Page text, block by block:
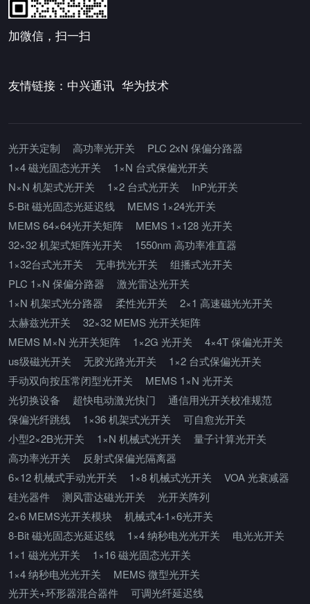
加微信，扫一扫
友情链接： 中兴通讯 华为技术
光开关定制 高功率光开关
PLC 2xN 保偏分路器
1×4 磁光固态光开关
1×N 台式保偏光开关
N×N 机架式光开关
1×2 台式光开关
InP光开关
5-Bit 磁光固态光延迟线
MEMS 1×24光开关
MEMS 64×64光开关矩阵
MEMS 1×128 光开关
32×32 机架式矩阵光开关
1550nm 高功率准直器
1×32台式光开关
无串扰光开关
组播式光开关
PLC 1×N 保偏分路器
激光雷达光开关
1×N 机架式光分路器
柔性光开关
2×1 高速磁光光开关
太赫兹光开关
32×32 MEMS 光开关矩阵
MEMS M×N 光开关矩阵
1×2G 光开关
4×4T 保偏光开关
us级磁光开关
无胶光路光开关
1×2 台式保偏光开关
手动双向按压常闭型光开关
MEMS 1×N 光开关
光切换设备
超快电动激光快门
通信用光开关校准规范
保偏光纤跳线
1×36 机架式光开关
可自愈光开关
小型2×2B光开关
1×N 机械式光开关
量子计算光开关
高功率光开关
反射式保偏光隔离器
6×12 机械式手动光开关
1×8 机械式光开关
VOA 光衰减器
硅光器件
测风雷达磁光开关
光开关阵列
2×6 MEMS光开关模块
机械式4-1×6光开关
8-Bit 磁光固态光延迟线
1×4 纳秒电光光开关
电光光开关
1×1 磁光光开关
1×16 磁光固态光开关
1×4 纳秒电光光开关
MEMS 微型光开关
光开关+环形器混合器件
可调光纤延迟线